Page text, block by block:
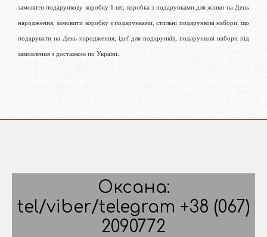
замовити подарункову коробку 1 шт, коробка з подарунками для жінки на День
народження, замовити коробку з подарунками, стильні подарункові набори, що
подарувати на День народження, ідеї для подарунків, подарункові набори під
замовлення з доставкою по Україні.
Оксана:
tel/viber/telegram +38 (067)
2090772